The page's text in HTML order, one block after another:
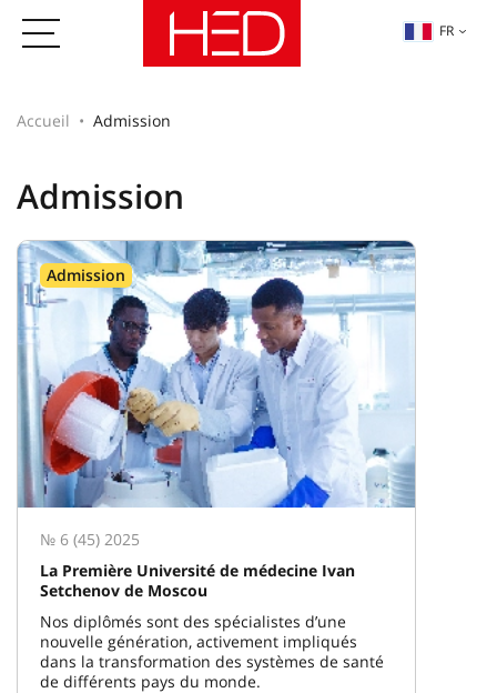
FR
Accueil Admission
Admission
Admission
№ 6 (45) 2025
La Première Université de médecine Ivan
Setchenov de Moscou
Nos diplômés sont des spécialistes d’une
nouvelle génération, activement impliqués
dans la transformation des systèmes de santé
de différents pays du monde.